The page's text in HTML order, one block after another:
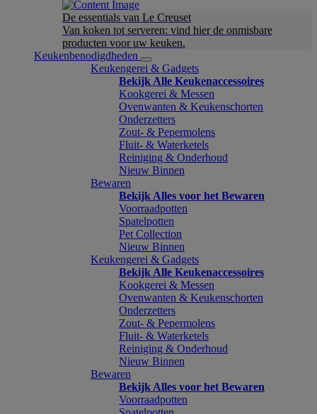
De essentials van Le Creuset
Van koken tot serveren: vind hier de onmisbare
producten voor uw keuken.
Keukenbenodigdheden
Keukengerei & Gadgets
Bekijk Alle Keukenaccessoires
Kookgerei & Messen
Ovenwanten & Keukenschorten
Onderzetters
Zout- & Pepermolens
Fluit- & Waterketels
Reiniging & Onderhoud
Nieuw Binnen
Bewaren
Bekijk Alles voor het Bewaren
Voorraadpotten
Spatelpotten
Pet Collection
Nieuw Binnen
Keukengerei & Gadgets
Bekijk Alle Keukenaccessoires
Kookgerei & Messen
Ovenwanten & Keukenschorten
Onderzetters
Zout- & Pepermolens
Fluit- & Waterketels
Reiniging & Onderhoud
Nieuw Binnen
Bewaren
Bekijk Alles voor het Bewaren
Voorraadpotten